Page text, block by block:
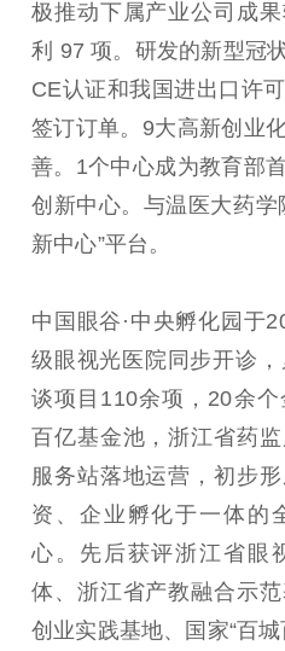
极推动下属产业公司成
利 97 项。研发的新型冠
CE认证和我国进出口许
签订订单。9大高新创业
善。1个中心成为教育部
创新中心。与温医大药学
新中心”平台。
中国眼谷·中央孵化园于
级眼视光医院同步开诊
谈项目110余项，20余
百亿基金池，浙江省药
服务站落地运营，初步
资、企业孵化于一体的
心。先后获评浙江省眼
体、浙江省产教融合示
创业实践基地、国家“百城